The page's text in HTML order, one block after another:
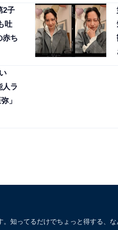
2子
吐
赤ち
人ラ
」
知ってるだけでちょっと得する、